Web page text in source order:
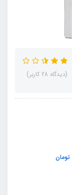
(دیدگاه 28 کاربر)
تومان